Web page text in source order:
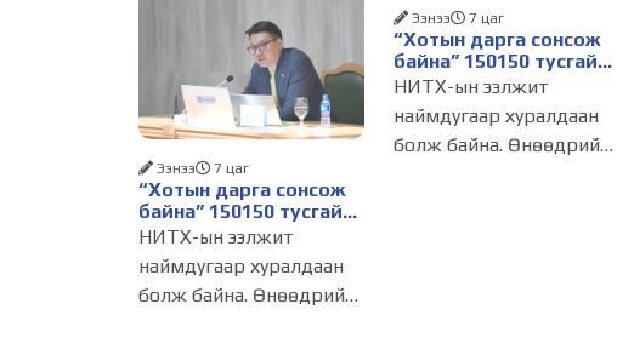
“Хотын дарга сонсож
байна” 150150 тусгай
дугаарыг наймдугаар
сарын 14-нөөс
ажиллуулж эхэлнэ
Ээнээ 7 цаг
НИТХ-ын ээлжит
наймдугаар хуралдаан
болж байна. Өнөөдрийн
“Хотын дарга сонсож
байна” 150150 тусгай
дугаарыг наймдугаар
сарын 14-нөөс
ажиллуулж эхэлнэ
Ээнээ 7 цаг
НИТХ-ын ээлжит
наймдугаар хуралдаан
болж байна. Өнөөдрийн